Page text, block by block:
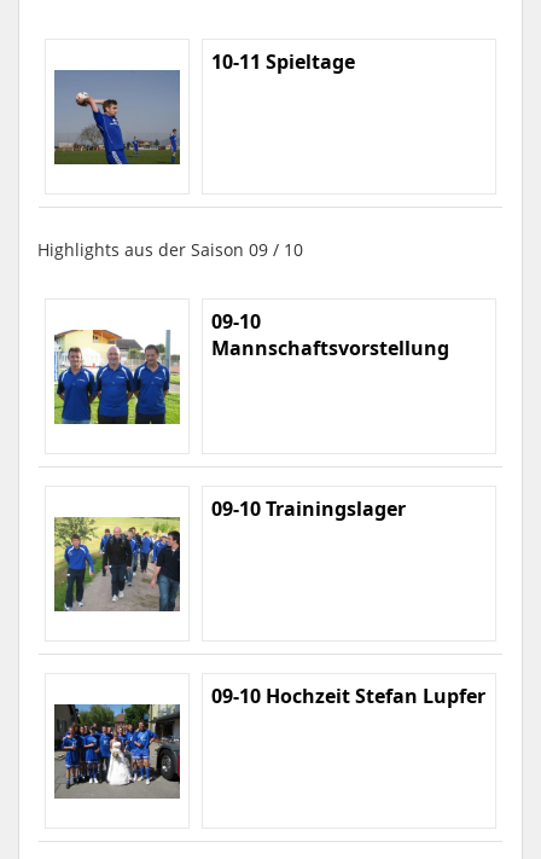
10-11 Spieltage
Highlights aus der Saison 09 / 10
09-10
Mannschaftsvorstellung
09-10 Trainingslager
09-10 Hochzeit Stefan Lupfer